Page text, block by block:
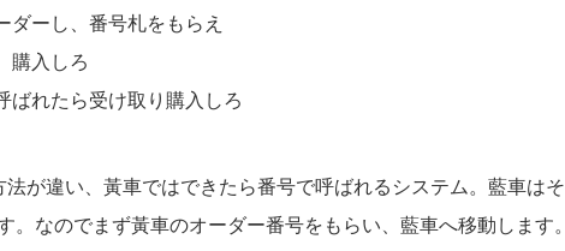
ダーし、番号札をもらえ
購入しろ
ばれたら受け取り購入しろ
が違い、黃車ではできたら番号で呼ばれるシステム。藍車はそ
。なのでまず黃車のオーダー番号をもらい、藍車へ移動します。